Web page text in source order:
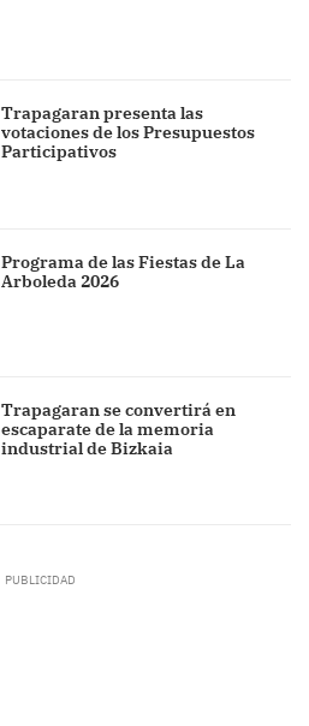
Trapagaran presenta las
votaciones de los Presupuestos
Participativos
Programa de las Fiestas de La
Arboleda 2026
Trapagaran se convertirá en
escaparate de la memoria
industrial de Bizkaia